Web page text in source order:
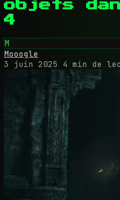
objets
4
M
Mooogle
3 juin 2025
4 min de